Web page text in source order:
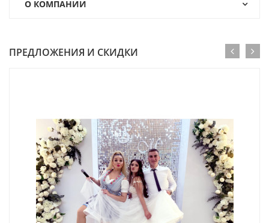
О КОМПАНИИ
ПРЕДЛОЖЕНИЯ И СКИДКИ